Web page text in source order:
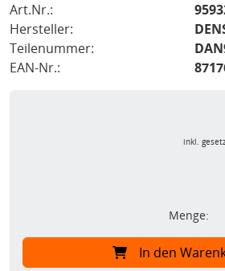
Art.Nr.:
Hersteller:
Teilenummer:
EAN-Nr.:
inkl.
Menge:
In den